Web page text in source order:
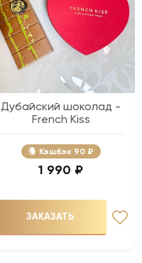
Дубайский шоколад -
French Kiss
Кэшбэк 90 ₽
1 990 ₽
ЗАКАЗАТЬ